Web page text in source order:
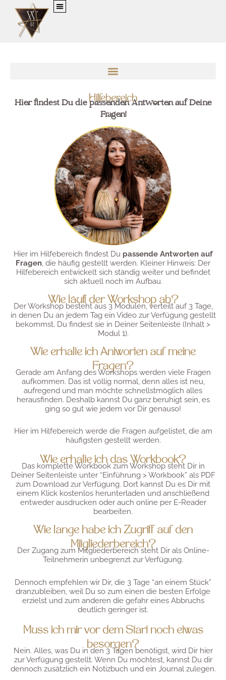
Hilfebereich
Hier findest Du die passenden Antworten auf Deine
Fragen!
Hier im Hilfebereich findest Du passende Antworten auf
Fragen, die häufig gestellt werden. Kleiner Hinweis: Der
Hilfebereich entwickelt sich ständig weiter und befindet
sich aktuell noch im Aufbau.
Wie läuft der Workshop ab?
Der Workshop besteht aus 3 Modulen, verteilt auf 3 Tage,
in denen Du an jedem Tag ein Video zur Verfügung gestellt
bekommst. Du findest sie in Deiner Seitenleiste (Inhalt >
Modul 1).
Wie erhalte ich Antworten auf meine
Fragen?
Gerade am Anfang des Workshops werden viele Fragen
aufkommen. Das ist völlig normal, denn alles ist neu,
aufregend und man möchte schnellstmöglich alles
herausfinden. Deshalb kannst Du ganz beruhigt sein, es
ging so gut wie jedem vor Dir genauso!
Hier im Hilfebereich werde die Fragen aufgelistet, die am
häufigsten gestellt werden.
Wie erhalte ich das Workbook?
Das komplette Workbook zum Workshop steht Dir in
Deiner Seitenleiste unter “Einführung > Workbook” als PDF
zum Download zur Verfügung. Dort kannst Du es Dir mit
einem Klick kostenlos herunterladen und anschließend
entweder ausdrucken oder auch online per E-Reader
bearbeiten.
Wie lange habe ich Zugriff auf den
Mitgliederbereich?
Der Zugang zum Mitgliederbereich steht Dir als Online-
Teilnehmerin unbegrenzt zur Verfügung.
Dennoch empfehlen wir Dir, die 3 Tage “an einem Stück”
dranzubleiben, weil Du so zum einen die besten Erfolge
erzielst und zum anderen die gefahr eines Abbruchs
deutlich geringer ist.
Muss ich mir vor dem Start noch etwas
besorgen?
Nein. Alles, was Du in den 3 Tagen benötigst, wird Dir hier
zur Verfügung gestellt. Wenn Du möchtest, kannst Du dir
dennoch zusätzlich ein Notizbuch und ein Journal zulegen.